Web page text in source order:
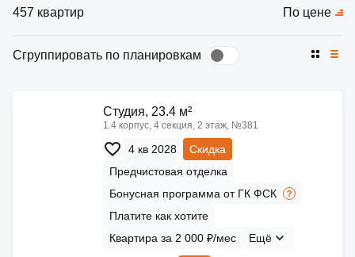
457 квартир
Сгруппировать по планировкам
По цене
Cтудия, 23.4 м²
1.4 корпус, 4 секция, 2 этаж, №381
4 кв 2028
Скидка
Предчистовая отделка
Бонусная программа от ГК ФСК
Платите как хотите
Квартира за 2 000 ₽/мес
Ещё